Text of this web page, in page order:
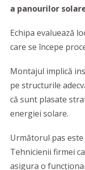
a panourilor
Echipa evaluează
care se începe
Montajul implică
pe structurile
că sunt plasate
energiei solare.
Următorul pas
Tehnicienii firmei
asigura o